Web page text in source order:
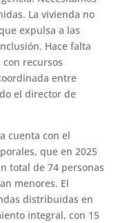
La vivienda no
expulsa a las
Hace falta
recursos
entre
el director de
cuenta con el
que en 2025
total de 74 personas
menores. El
distribuidas en
integral, con 15